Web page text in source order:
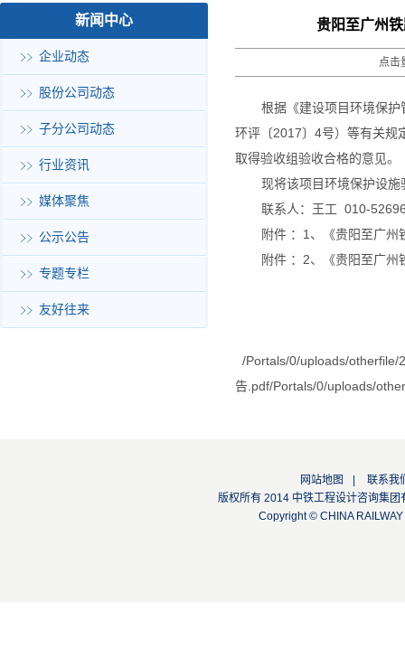
新闻中心
企业动态
股份公司动态
子分公司动态
行业资讯
媒体聚焦
公示公告
专题专栏
友好往来
贵阳至广州
点
根据《建设项目环境保
环评〔2017〕4号）等有关规
取得验收组验收合格的意见。
现将该项目环境保护设
联系人：王工 010-
附件 ： 1 、《贵阳至广州
附件 ： 2、《贵阳至广州
/Portals/0/uploads/otherfile/
告.pdf/Portals/0/uploads/
网站地图
联系我
版权所有 2014 中铁工程设计咨询
Copyright © CHINA